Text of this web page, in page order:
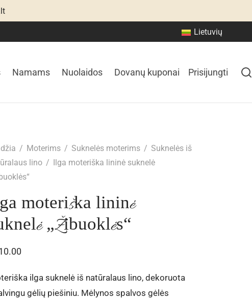
Lietuvių
Namams Nuolaidos Dovanų kuponai Prisijungti
/ Moterims / Suknelės moterims / Suknelės iš
lino /
Ilga moteriška lininė suknelė
moteriška lininė
„Žibuoklės“
ilga suknelė iš natūralaus lino, dekoruota
gėlių piešiniu. Mėlynos spalvos gėlės